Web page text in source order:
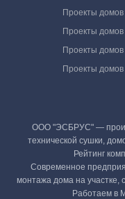
Проекты домов
Проекты домов
Проекты
Проекты
ООО "ЭСБРУС" —
технической сушки,
Рейтинг
Современное
монтажа дома на участке,
Работаем в